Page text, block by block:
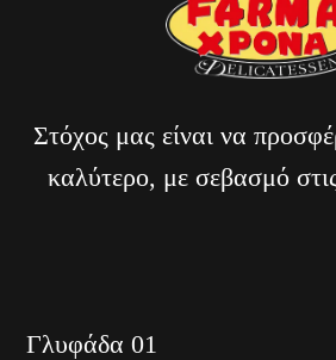
Στόχος μας είναι να
καλύτερο, με σεβασμό
Γλυφάδα 01